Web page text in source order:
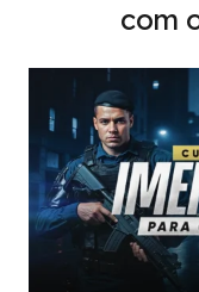
com